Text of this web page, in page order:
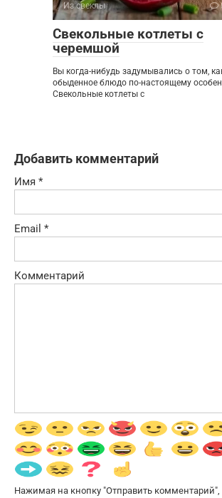
Из свеклы
Свекольные котлеты с
черемшой
Вы когда-нибудь задумывались о том,
обыденное блюдо по-настоящему
Свекольные котлеты с
Добавить комментарий
Имя *
Email *
Комментарий
Нажимая на кнопку "Отправить комментарий",